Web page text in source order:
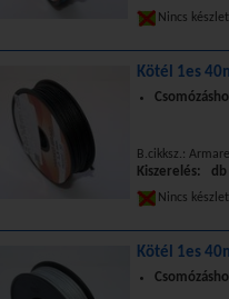
Nincs
Kötél 1es
B.cikksz.:
Kiszerelés: db
Nincs
Kötél 1es